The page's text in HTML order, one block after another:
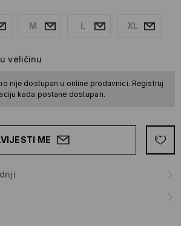
M L XL
veličinu
nije dostupan u online prodavnici. Registruj
kada postane dostupan.
ME